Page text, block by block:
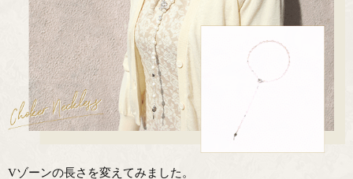
Vゾーンの長さを変えてみました。